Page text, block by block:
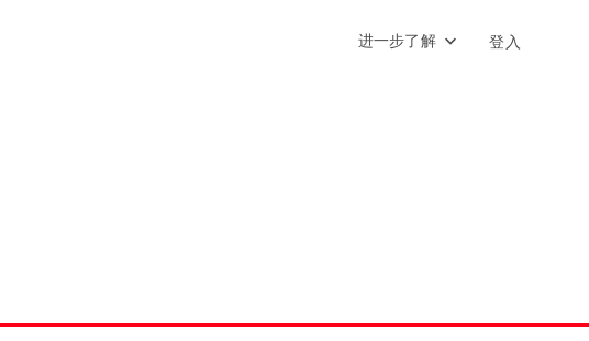
进一步了解 登入